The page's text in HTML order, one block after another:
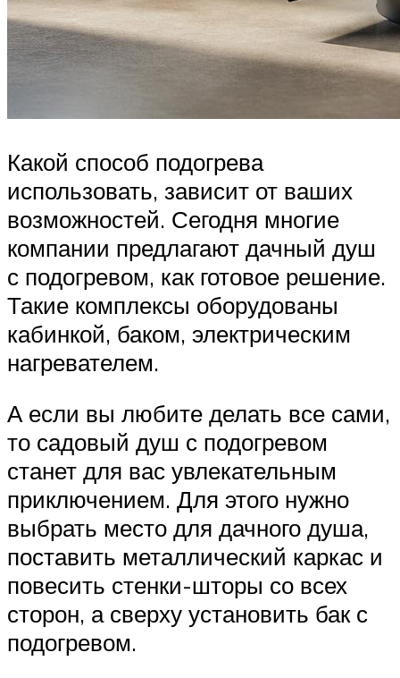
Какой способ подогрева
использовать, зависит от ваших
возможностей. Сегодня многие
компании предлагают дачный душ
с подогревом, как готовое решение.
Такие комплексы оборудованы
кабинкой, баком, электрическим
нагревателем.
А если вы любите делать все сами,
то садовый душ с подогревом
станет для вас увлекательным
приключением. Для этого нужно
выбрать место для дачного душа,
поставить металлический каркас и
повесить стенки-шторы со всех
сторон, а сверху установить бак с
подогревом.